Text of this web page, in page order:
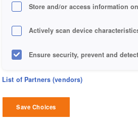
Store and/or access information
Actively scan device
Ensure security, prevent and
Deliver and present advertising
Match and combine data from
List of Partners (vendors)
Save Choices